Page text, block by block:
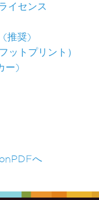
イセンス
(推奨)
ットプリント）
ー)
へ